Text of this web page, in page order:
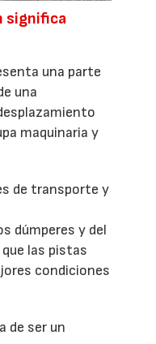
significa
una parte
una
maquinaria y
de transporte y
dúmperes y del
las pistas
condiciones
de ser un